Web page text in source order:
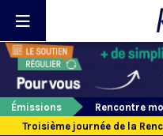
Émissions
Rencontre
Troisième journée de la